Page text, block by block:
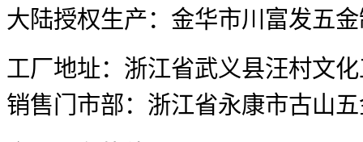
(三层钢)
大陆授权生产：金华市川富发五
工厂地址：浙江省武义县汪村文
销售门市部：浙江省永康市古山